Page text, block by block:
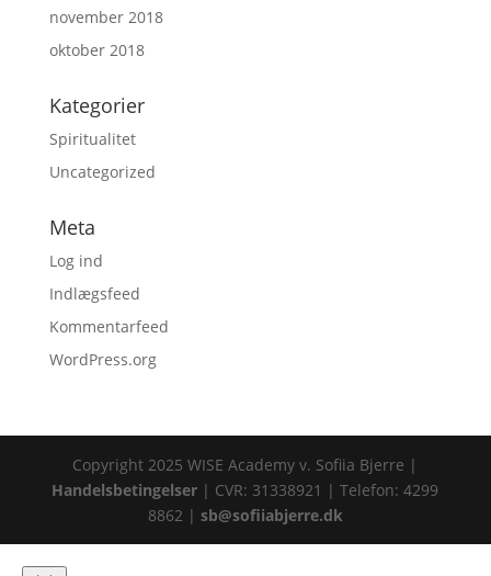
november 2018
oktober 2018
Kategorier
Spiritualitet
Uncategorized
Meta
Log ind
Indlægsfeed
Kommentarfeed
WordPress.org
Copyright 2025 WISE Academy v. Sofiia Bjerre |
Handelsbetingelser | CVR: 31338921 | Telefon: 4299
8862 | sb@sofiiabjerre.dk